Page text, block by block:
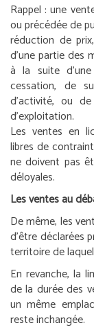
Rappel : une
ou précédée de
réduction de
d’une partie des
à la suite
cessation, de
d’activité, ou
d’exploitation.
Les ventes en
libres de
ne doivent pas
déloyales.
Les ventes au
De même, les
d’être déclarées
territoire de
En revanche, la
de la durée des
un même
reste inchangée.